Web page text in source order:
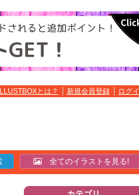
ILLUSTBOXとは？ 新規会員登録 ログ
全てのイラストを見る!